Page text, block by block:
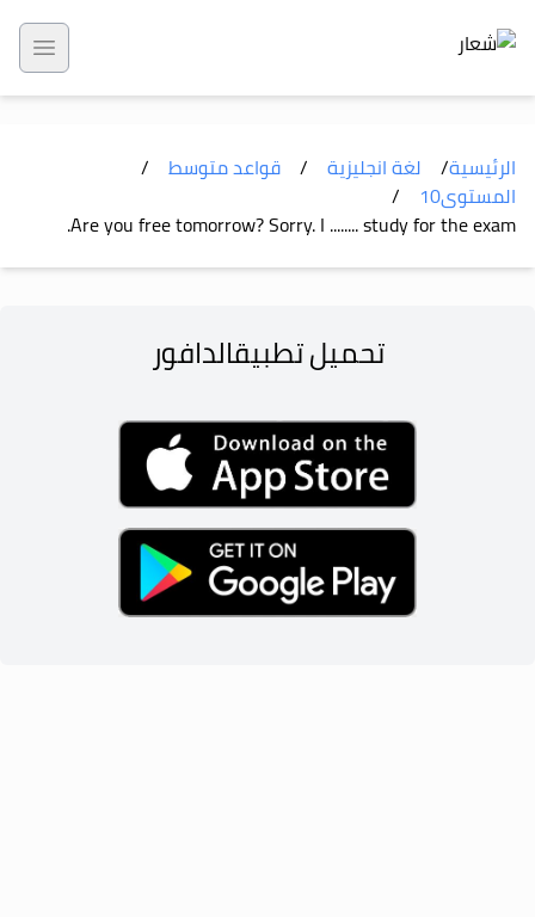
الرئيسية/ لغة انجليزية / قواعد متوسط /
المستوى10
/
Are you free tomorrow? Sorry. I ........ study for the exam.
تحميل تطبيقالدافور